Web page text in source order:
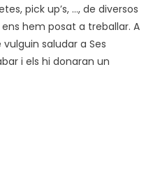
pick up’s, …, de diversos
hem posat a treballar. A
saludar a Ses
i els hi donaran un